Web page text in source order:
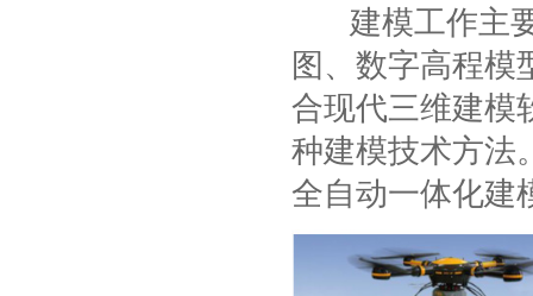
建模工作主要
图、数字高程模
合现代三维建模
种建模技术方法
全自动一体化建